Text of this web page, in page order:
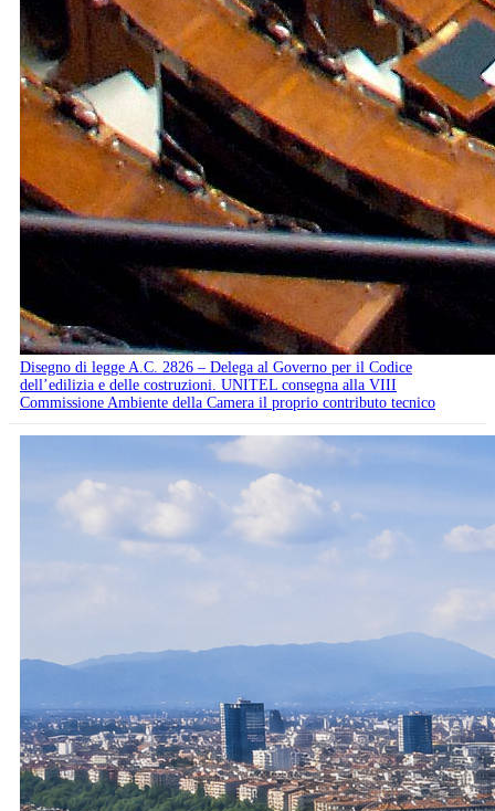
Disegno di legge A.C. 2826 – Delega al Governo per il Codice
dell’edilizia e delle costruzioni. UNITEL consegna alla VIII
Commissione Ambiente della Camera il proprio contributo tecnico